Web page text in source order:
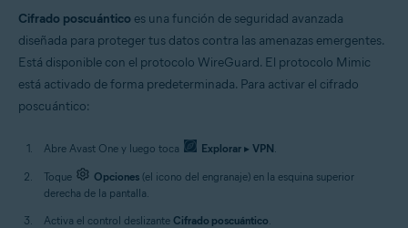
Cifrado poscuántico es una función de seguridad avanzada
diseñada para proteger tus datos contra las amenazas emergentes.
Está disponible con el protocolo WireGuard. El protocolo Mimic
está activado de forma predeterminada. Para activar el cifrado
poscuántico:
Abre Avast One y luego toca Explorar ▸ VPN.
Toque Opciones (el icono del engranaje) en la esquina superior
derecha de la pantalla.
Activa el control deslizante Cifrado poscuántico.